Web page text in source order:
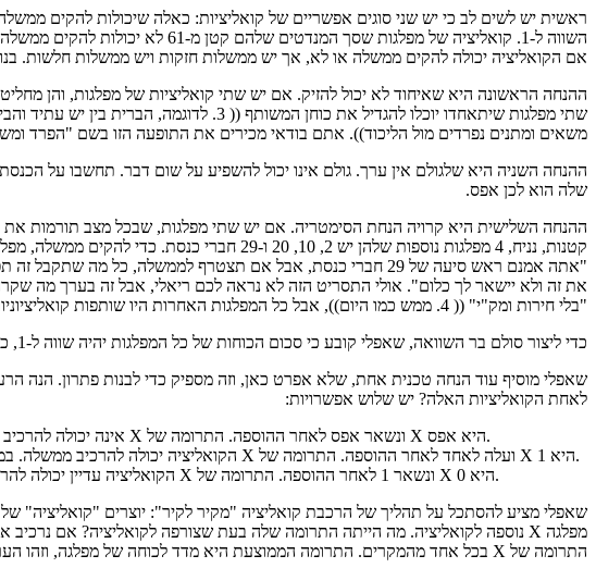
אם הקואליציה יכולה להקים ממשלה או לא, אך יש ממשלות חזקות ויש ממשלות חלשות.
ההנחה הראשונה היא שאיחוד לא יכול להזיק. אם יש שתי קואליציות של מפלגות, והן
משאים ומתנים נפרדים מול הליכוד)). אתם בודאי מכירים את התופעה הזו בשם "הפרד
שלה הוא לכן אפס.
"אתה אמנם ראש סיעה של 29 חברי כנסת, אבל אם תצטרף לממשלה,
את זה ולא יישאר לך כלום". אולי התסריט הזה לא נראה לכם ריאלי, אבל זה בערך מה
"בלי חירות ומק"י" (( 4. ממש כמו היום)), אבל כל המפלגות האחרות היו שותפות קואליציוניות זוטרות של מפא"י בשלב זה או אחר.
כדי ליצור סולם בר השוואה, שאפלי קובע כי סכום הכוחות של כל המפלגות יהיה שווה ל-1, כלומר ל-100%.
לאחת הקואליציות האלה? יש שלוש אפשרויות:
לפני הוספת X, הקואליציה לא יכלה להרכיב ממשלה, וגם אחרי הוספת X אינה יכולה להרכיב ממשלה. כלומר ערך הקואליציה היה אפס לפני הוספת X ונשאר אפס לאחר ההוספה. התרומה של X היא אפס.
לפני הוספת X, הקואליציה לא יכלה להרכיב ממשלה, ואולם אחרי הוספת X הקואליציה יכולה להרכיב ממשלה. במלים אחרות, ערך הקואליציה היה אפס לפני הוספת X ועלה לאחד לאחר ההוספה. התרומה של X היא 1.
לפני הוספת X, הקואליציה כבר יכלה להרכיב ממשלה, וכמובן שאחרי הוספת X הקואליציה עדיין יכולה להרכיב ממשלה. ערך הקואליציה היה 1 לפני הוספת X ונשאר 1 לאחר ההוספה. התרומה של X היא 0.
שאפלי מציע להסתכל על תהליך של הרכבת קואליציה "מקיר לקיר": יוצרים
התרומה של X בכל אחד מהמקרים. התרומה הממוצעת היא מדד לכוחה של מפלגה, וזהו הערך של שאפלי.